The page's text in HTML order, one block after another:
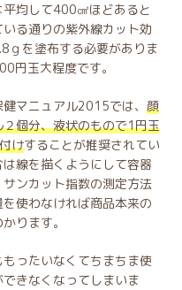
均して400㎠ほどあると
る通りの紫外線カット効
ｇを塗布する必要がありま
円玉大程度です。
健マニュアル2015では、顔
個分、液状のもので1円玉
けすることが推奨されてい
線を描くようにして容器
ンカット指数の測定方法
使わなければ商品本来の
ります。
ったいなくてちまちま使
きなくなってしまいま